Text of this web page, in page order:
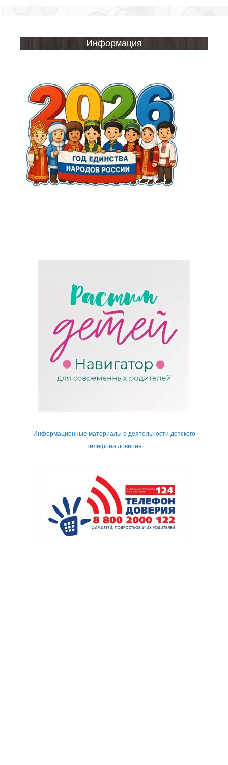
Информация
Информационные материалы о деятельности детского
телефона доверия